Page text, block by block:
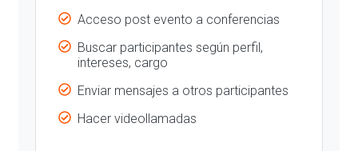
Acceso post evento a conferencias
Buscar participantes según perfil,
intereses, cargo
Enviar mensajes a otros participantes
Hacer videollamadas